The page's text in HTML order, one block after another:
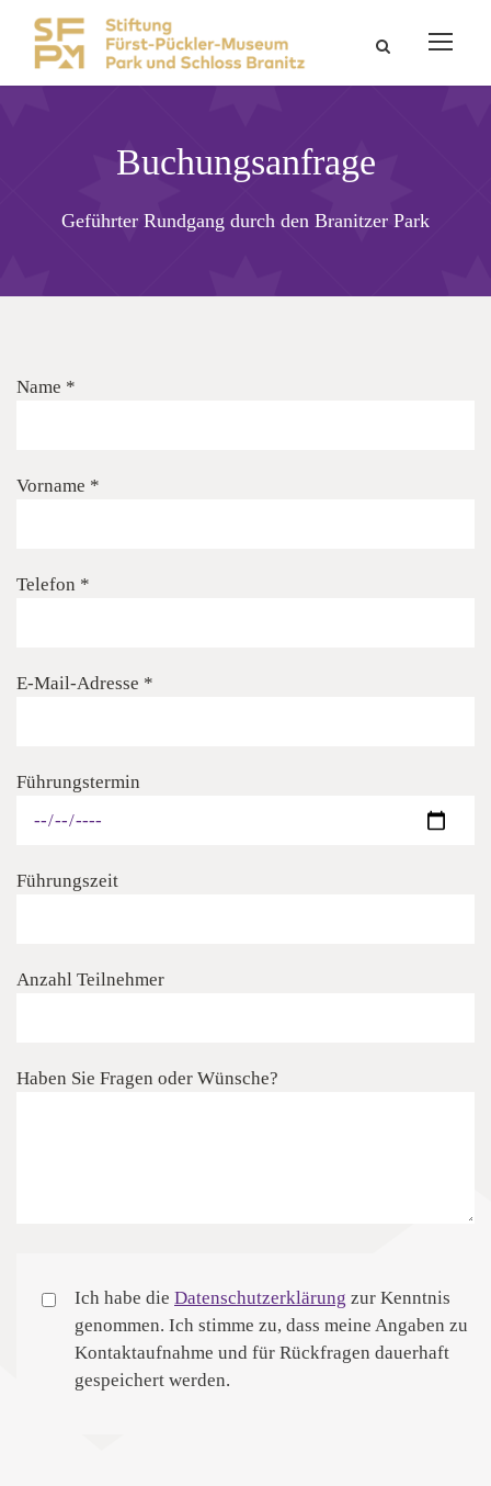
Buchungsanfrage
Geführter Rundgang durch den Branitzer Park
Name *
Vorname *
Telefon *
E-Mail-Adresse *
Führungstermin
Führungszeit
Anzahl Teilnehmer
Haben Sie Fragen oder Wünsche?
Ich habe die Datenschutzerklärung zur Kenntnis
genommen. Ich stimme zu, dass meine Angaben zu
Kontaktaufnahme und für Rückfragen dauerhaft
gespeichert werden.